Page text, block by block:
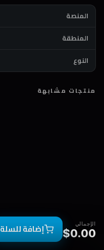
المنصة
المنطقة
النوع
منتجات مشابهة
الإجمالي
$0.00 إضافة للسلة